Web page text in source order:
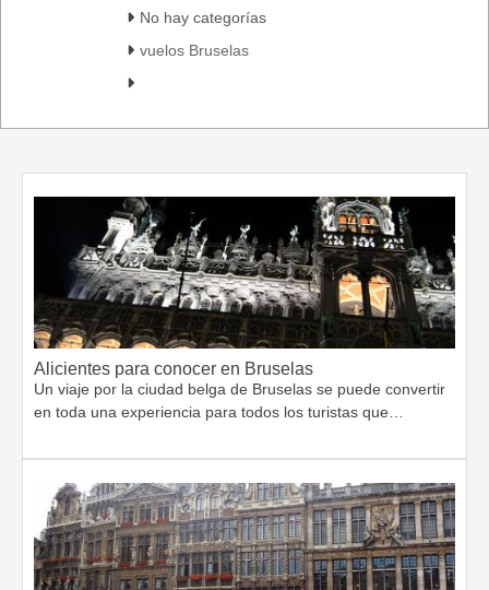
No hay categorías
vuelos Bruselas
Alicientes para conocer en Bruselas
Un viaje por la ciudad belga de Bruselas se puede convertir
en toda una experiencia para todos los turistas que…